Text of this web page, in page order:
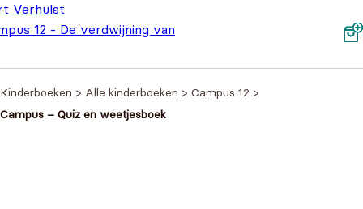
Verhulst
12 - De verdwijning van
Kinderboeken > Alle kinderboeken > Campus 12 >
Campus – Quiz en weetjesboek